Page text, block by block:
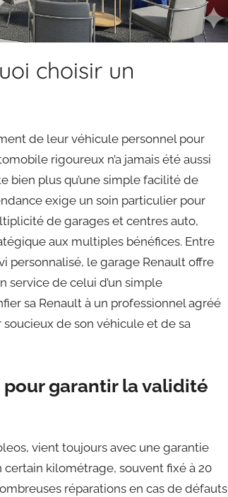
choisir un
de leur véhicule personnel pour
rigoureux n’a jamais été aussi
bien plus qu’une simple facilité de
exige un soin particulier pour
de garages et centres auto,
aux multiples bénéfices. Entre
personnalisé, le garage Renault offre
de celui d’un simple
sa Renault à un professionnel agréé
de son véhicule et de sa
garantir la validité
vient toujours avec une garantie
kilométrage, souvent fixé à 20
réparations en cas de défauts